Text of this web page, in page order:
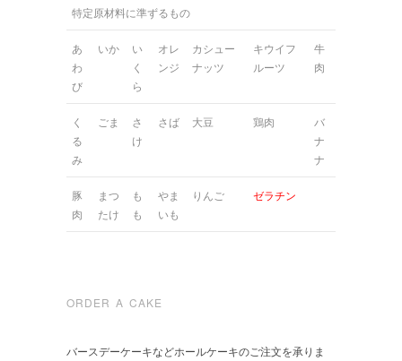
特定原材料に準ずるもの
あ
わ
び
いか
い
く
ら
オレ
ンジ
カシュー
ナッツ
キウイフ
ルーツ
牛
肉
く
る
み
ごま
さ
け
さば 大豆 鶏肉
バ
ナ
ナ
豚
肉
まつ
たけ
も
も
やま
いも
りんご ゼラチン
ORDER A CAKE
バースデーケーキなどホールケーキのご注文を承りま